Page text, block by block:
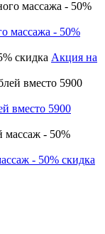
массажа - 50%
Акция на
вместо 5900
- 50% скидка